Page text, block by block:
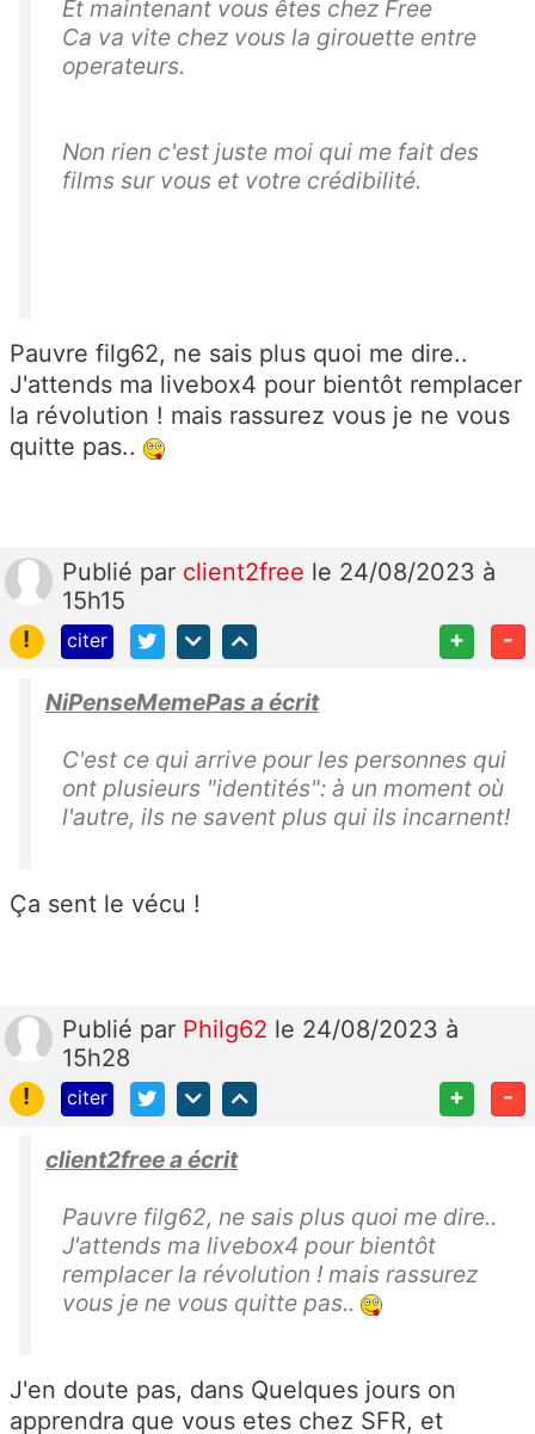
Et maintenant vous êtes chez Free
Ca va vite chez vous la girouette entre
operateurs.
Non rien c'est juste moi qui me fait des
films sur vous et votre crédibilité.
Pauvre filg62, ne sais plus quoi me dire..
J'attends ma livebox4 pour bientôt remplacer
la révolution ! mais rassurez vous je ne vous
quitte pas..
Publié par client2free le 24/08/2023 à
15h15
!
citer + -
NiPenseMemePas a écrit
C'est ce qui arrive pour les personnes qui
ont plusieurs "identités": à un moment où
l'autre, ils ne savent plus qui ils incarnent!
Ça sent le vécu !
Publié par Philg62 le 24/08/2023 à
15h28
!
citer + -
client2free a écrit
Pauvre filg62, ne sais plus quoi me dire..
J'attends ma livebox4 pour bientôt
remplacer la révolution ! mais rassurez
vous je ne vous quitte pas..
J'en doute pas, dans Quelques jours on
apprendra que vous etes chez SFR, et